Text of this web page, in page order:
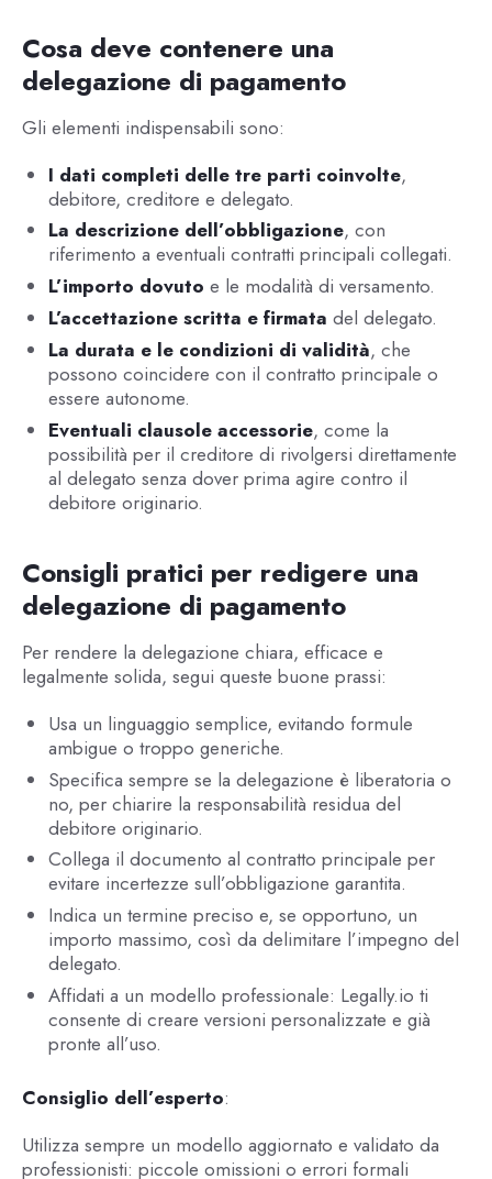
Cosa deve contenere una
delegazione di pagamento
Gli elementi indispensabili sono:
I dati completi delle tre parti coinvolte,
debitore, creditore e delegato.
La descrizione dell’obbligazione, con
riferimento a eventuali contratti principali collegati.
L’importo dovuto e le modalità di versamento.
L’accettazione scritta e firmata del delegato.
La durata e le condizioni di validità, che
possono coincidere con il contratto principale o
essere autonome.
Eventuali clausole accessorie, come la
possibilità per il creditore di rivolgersi direttamente
al delegato senza dover prima agire contro il
debitore originario.
Consigli pratici per redigere una
delegazione di pagamento
Per rendere la delegazione chiara, efficace e
legalmente solida, segui queste buone prassi:
Usa un linguaggio semplice, evitando formule
ambigue o troppo generiche.
Specifica sempre se la delegazione è liberatoria o
no, per chiarire la responsabilità residua del
debitore originario.
Collega il documento al contratto principale per
evitare incertezze sull’obbligazione garantita.
Indica un termine preciso e, se opportuno, un
importo massimo, così da delimitare l’impegno del
delegato.
Affidati a un modello professionale: Legally.io ti
consente di creare versioni personalizzate e già
pronte all’uso.
Consiglio dell’esperto:
Utilizza sempre un modello aggiornato e validato da
professionisti: piccole omissioni o errori formali